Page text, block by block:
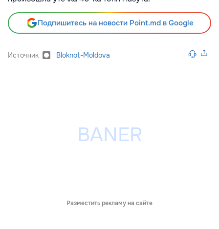
Подпишитесь на новости Point.md в Google
Источник Bloknot-Moldova
Разместить рекламу на сайте